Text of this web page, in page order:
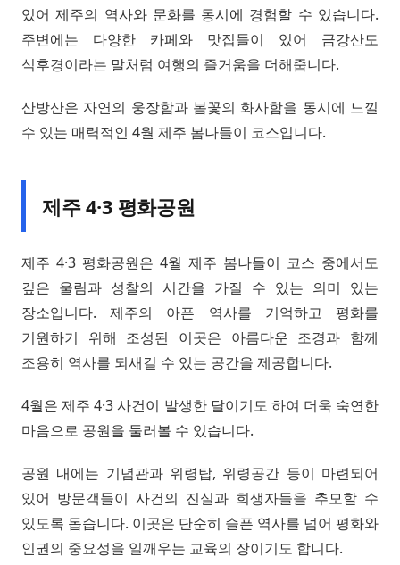
있어 제주의 역사와 문화를 동시에 경험할 수 있습니다.
주변에는 다양한 카페와 맛집들이 있어 금강산도
식후경이라는 말처럼 여행의 즐거움을 더해줍니다.
산방산은 자연의 웅장함과 봄꽃의 화사함을 동시에 느낄
수 있는 매력적인 4월 제주 봄나들이 코스입니다.
제주 4·3 평화공원
제주 4·3 평화공원은 4월 제주 봄나들이 코스 중에서도
깊은 울림과 성찰의 시간을 가질 수 있는 의미 있는
장소입니다. 제주의 아픈 역사를 기억하고 평화를
기원하기 위해 조성된 이곳은 아름다운 조경과 함께
조용히 역사를 되새길 수 있는 공간을 제공합니다.
4월은 제주 4·3 사건이 발생한 달이기도 하여 더욱 숙연한
마음으로 공원을 둘러볼 수 있습니다.
공원 내에는 기념관과 위령탑, 위령공간 등이 마련되어
있어 방문객들이 사건의 진실과 희생자들을 추모할 수
있도록 돕습니다. 이곳은 단순히 슬픈 역사를 넘어 평화와
인권의 중요성을 일깨우는 교육의 장이기도 합니다.